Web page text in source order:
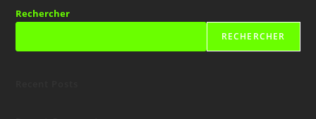
Rechercher
RECHERCHER